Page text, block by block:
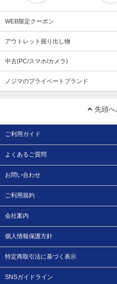
WEB限定クーポン
アウトレット掘り出し物
中古(PC/スマホ/カメラ)
ノジマのプライベートブランド
先頭へ
ご利用ガイド
よくあるご質問
お問い合わせ
ご利用規約
会社案内
個人情報保護方針
特定商取引法に基づく表示
SNSガイドライン